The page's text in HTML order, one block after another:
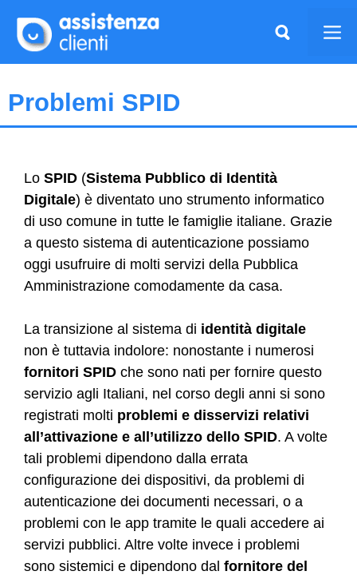
contenuto
Problemi SPID
Lo SPID (Sistema Pubblico di Identità
Digitale) è diventato uno strumento informatico
di uso comune in tutte le famiglie italiane. Grazie
a questo sistema di autenticazione possiamo
oggi usufruire di molti servizi della Pubblica
Amministrazione comodamente da casa.
La transizione al sistema di identità digitale
non è tuttavia indolore: nonostante i numerosi
fornitori SPID che sono nati per fornire questo
servizio agli Italiani, nel corso degli anni si sono
registrati molti problemi e disservizi relativi
all’attivazione e all’utilizzo dello SPID. A volte
tali problemi dipendono dalla errata
configurazione dei dispositivi, da problemi di
autenticazione dei documenti necessari, o a
problemi con le app tramite le quali accedere ai
servizi pubblici. Altre volte invece i problemi
sono sistemici e dipendono dal fornitore del